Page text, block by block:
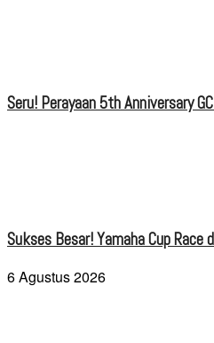
Seru! Perayaan 5th Anniversary
Sukses Besar! Yamaha Cup Race
6 Agustus 2026